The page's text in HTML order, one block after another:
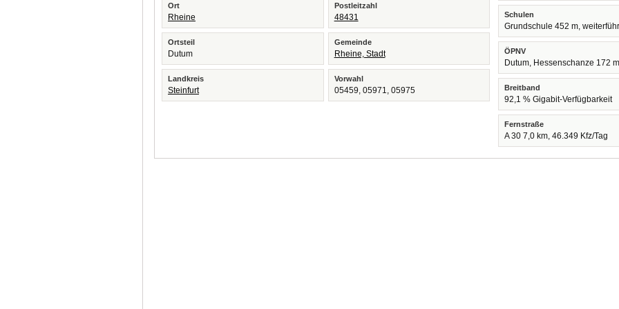
Ort
Rheine
Postleitzahl
48431
Ortsteil
Dutum
Gemeinde
Rheine, Stadt
Landkreis
Steinfurt
Vorwahl
05459, 05971, 05975
Schulen
Grundschule 452 m,
ÖPNV
Dutum, Hessenschanze 172 m
Breitband
92,1 % Gigabit-Verfügbarkeit
Fernstraße
A 30 7,0 km, 46.349 Kfz/Tag